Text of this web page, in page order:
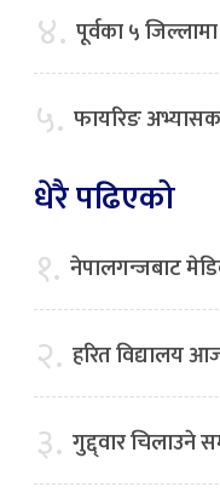
४. पूर्वका ५
५. फायरिङ
धेरै पढिएको
१. नेपालगन्जबाट
२. हरित विद्यालय
३. गुद्द्वार चिलाउने